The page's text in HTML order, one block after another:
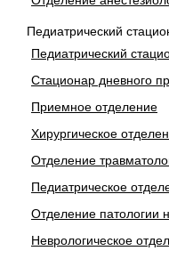
Педиатрический
Педиатрический
Стационар дневного
Приемное отделение
Хирургическое
Отделение
Педиатрическое
Отделение патологии
Неврологическое